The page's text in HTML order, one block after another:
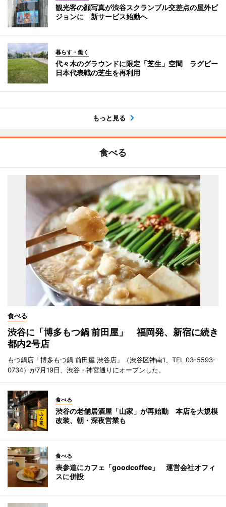
観光客の顔写真が渋谷スクランブル交差点の屋外ビ
ジョンに 新サービス始動へ
暮らす・働く
代々木のグラウンドに限定「芝生」空間 ラグビー
日本代表戦の芝生を再利用
もっと見る
食べる
食べる
渋谷に「博多もつ鍋 前田屋」 福岡発、新宿に続き
都内2号店
もつ鍋店「博多もつ鍋 前田屋 渋谷店」（渋谷区神南1、TEL 03-5593-
0734）が7月19日、渋谷・神宮通りにオープンした。
食べる
渋谷の老舗居酒屋「山家」が再始動 本店を大規模
改装、朝・深夜営業も
食べる
表参道にカフェ「goodcoffee」 運営会社オフィ
スに併設